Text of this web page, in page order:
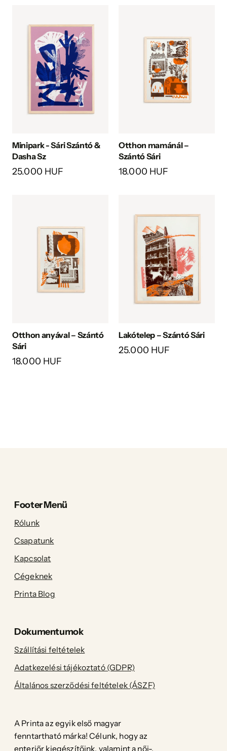
Minipark - Sári Szántó &
Dasha Sz
25.000 HUF
Otthon mamánál –
Szántó Sári
18.000 HUF
Otthon anyával – Szántó
Sári
18.000 HUF
Lakótelep – Szántó Sári
25.000 HUF
Footer Menü
Rólunk
Csapatunk
Kapcsolat
Cégeknek
Printa Blog
Dokumentumok
Szállítási feltételek
Adatkezelési tájékoztató (GDPR)
Általános szerződési feltételek (ÁSZF)
A Printa az egyik első magyar
fenntartható márka! Célunk, hogy az
enteriőr kiegészítőink, valamint a női-,